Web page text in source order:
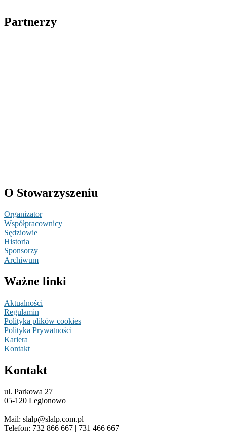
Partnerzy
O Stowarzyszeniu
Organizator
Współpracownicy
Sędziowie
Historia
Sponsorzy
Archiwum
Ważne linki
Aktualności
Regulamin
Polityka plików cookies
Polityka Prywatności
Kariera
Kontakt
Kontakt
ul. Parkowa 27
05-120 Legionowo
Mail: slalp@slalp.com.pl
Telefon: 732 866 667 | 731 466 667